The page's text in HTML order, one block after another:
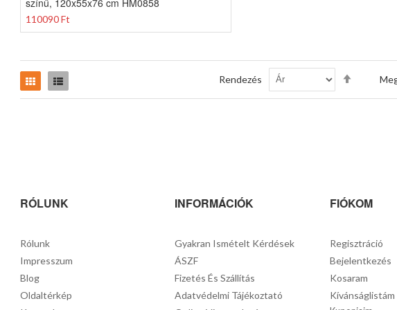
110090 Ft
Rács Lista Rendezés
Csökkenő
RÓLUNK
Rólunk
Impresszum
Blog
Oldaltérkép
INFORMÁCIÓK
Gyakran Ismételt Kérdések
ÁSZF
Fizetés És Szállítás
Adatvédelmi Tájékoztató
FIÓKOM
Regisztráció
Bejelentkezés
Kosaram
Kívánságlistám